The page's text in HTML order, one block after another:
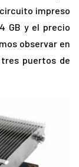
impreso
GB y el precio
observar en
puertos de